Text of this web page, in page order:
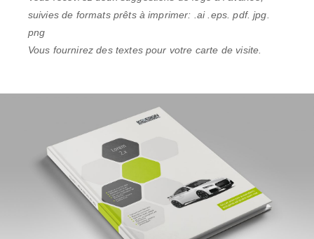
suivies de formats prêts à imprimer: .ai .eps. pdf. jpg.
png
Vous fournirez des textes pour votre carte de visite.